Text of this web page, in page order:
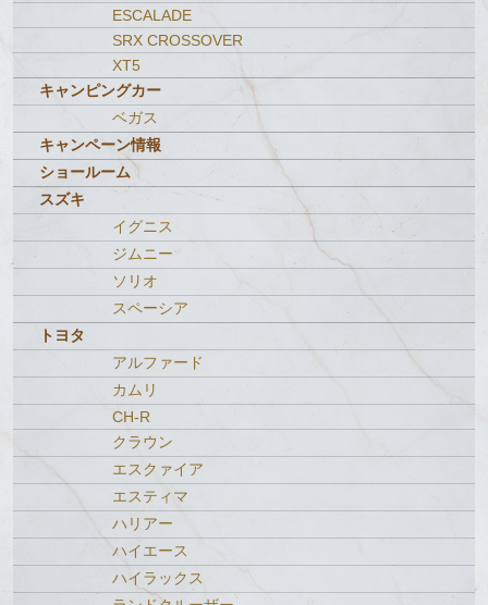
ESCALADE
SRX CROSSOVER
XT5
キャンピングカー
ベガス
キャンペーン情報
ショールーム
スズキ
イグニス
ジムニー
ソリオ
スペーシア
トヨタ
アルファード
カムリ
CH-R
クラウン
エスクァイア
エスティマ
ハリアー
ハイエース
ハイラックス